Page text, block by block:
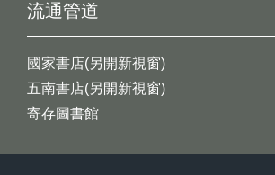
流通管道
國家書店(另開新視窗)
五南書店(另開新視窗)
寄存圖書館